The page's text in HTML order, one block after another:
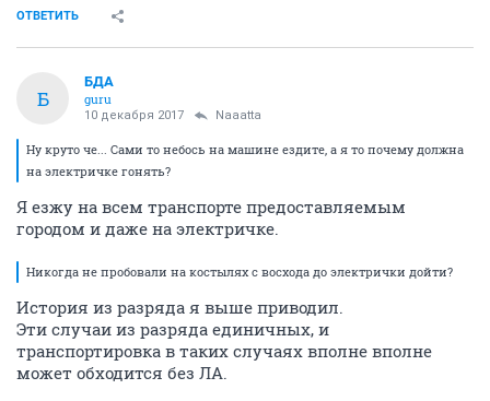
ОТВЕТИТЬ
Б
БДА
guru
10 декабря 2017 Naaatta
Ну круто че... Сами то небось на машине ездите, а я то почему должна
на электричке гонять?
Я езжу на всем транспорте предоставляемым
городом и даже на электричке.
Никогда не пробовали на костылях с восхода до электрички дойти?
История из разряда я выше приводил.
Эти случаи из разряда единичных, и
транспортировка в таких случаях вполне вполне
может обходится без ЛА.